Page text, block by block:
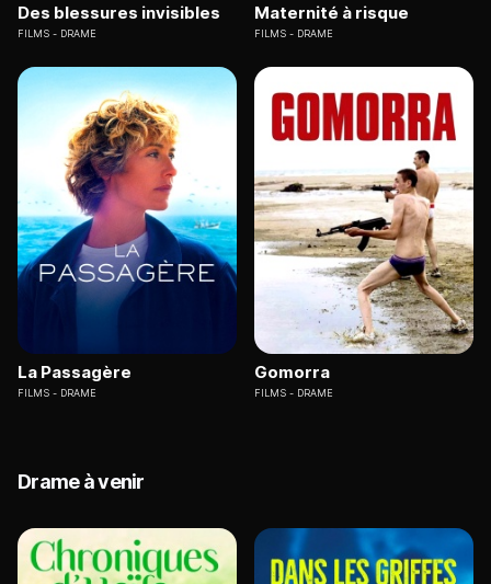
Des blessures invisibles
FILMS DRAME
Maternité à risque
FILMS DRAME
La Passagère
FILMS DRAME
Gomorra
FILMS DRAME
Drame à venir